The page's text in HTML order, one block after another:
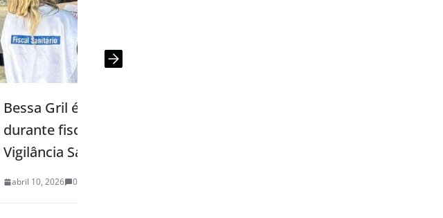
Bessa
Procon e